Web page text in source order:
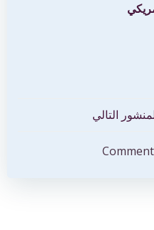
التالي